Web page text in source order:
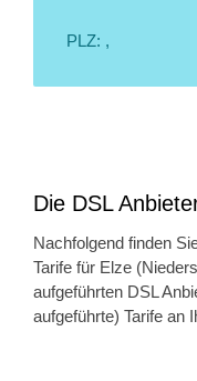
PLZ: ,
Die DSL
Nachfolgend finden
Tarife für Elze
aufgeführten DSL
aufgeführte) Tarife an